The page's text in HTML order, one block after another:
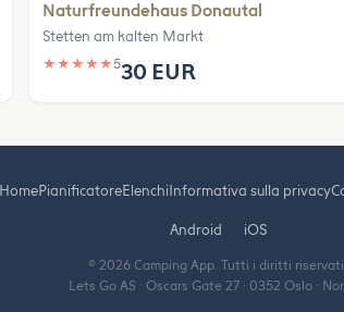
Naturfreundehaus Donautal
Stetten am kalten Markt
★ ★ ★ ★ ★530 EUR
HomePianificatoreElenchi Informativa sulla privacy
Android iOS
© 2026 Camping App. Tutti i diritti
Lets Go AS · Oscars Gate 27 · 0352 Oslo ·